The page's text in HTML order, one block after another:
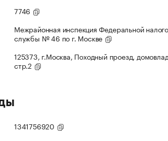
7746
Межрайонная инспекция Федеральной
службы № 46 по г. Москве
125373, г.Москва, Походный проезд,
стр.2
1341756920